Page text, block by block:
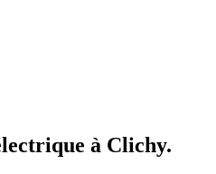
à Clichy.